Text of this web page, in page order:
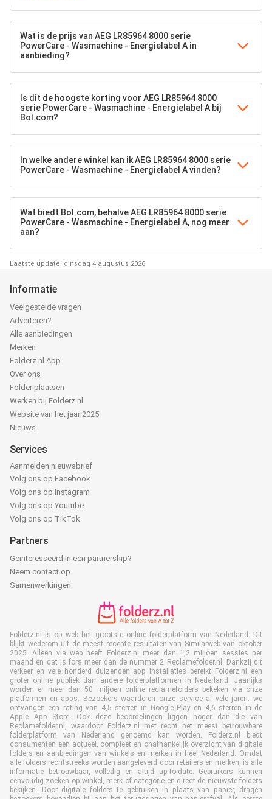
Wat is de prijs van AEG LR85964 8000 serie
PowerCare - Wasmachine - Energielabel A in
aanbieding?
Is dit de hoogste korting voor AEG LR85964 8000
serie PowerCare - Wasmachine - Energielabel A bij
Bol.com?
In welke andere winkel kan ik AEG LR85964 8000 serie
PowerCare - Wasmachine - Energielabel A vinden?
Wat biedt Bol.com, behalve AEG LR85964 8000 serie
PowerCare - Wasmachine - Energielabel A, nog meer
aan?
Laatste update: dinsdag 4 augustus 2026
Informatie
Veelgestelde vragen
Adverteren?
Alle aanbiedingen
Merken
Folderz.nl App
Over ons
Folder plaatsen
Werken bij Folderz.nl
Website van het jaar 2025
Nieuws
Services
Aanmelden nieuwsbrief
Volg ons op Facebook
Volg ons op Instagram
Volg ons op Youtube
Volg ons op TikTok
Partners
Geïnteresseerd in een partnership?
Neem contact op
Samenwerkingen
Folderz.nl is op web het grootste online folderplatform van Nederland. Dit
blijkt wederom uit de meest recente resultaten van Similarweb van oktober
2025. Alleen via web heeft Folderz.nl meer dan 1,2 miljoen sessies per
maand en dat is fors meer dan de nummer 2 Reclamefolder.nl. Dankzij dit
verkeer en vele honderd duizenden app installaties bereikt Folderz.nl een
groter online publiek dan andere folderplatformen in Nederland. Jaarlijks
worden er meer dan 50 miljoen online reclamefolders bekeken via onze
platformen en apps. Bezoekers waarderen onze service al vele jaren: we
ontvangen een rating van 4,5 sterren in Google Play en 4,6 sterren in de
Apple App Store. Ook deze beoordelingen liggen hoger dan die van
Reclamefolder.nl, waardoor Folderz.nl met recht het meest betrouwbare
folderplatform van Nederland genoemd kan worden. Folderz.nl biedt
consumenten een actueel, compleet en onafhankelijk overzicht van digitale
folders en aanbiedingen van winkels en merken in heel Nederland. Omdat
alle folders rechtstreeks worden aangeleverd door retailers en merken, is alle
informatie betrouwbaar, volledig en altijd up-to-date. Gebruikers kunnen
eenvoudig zoeken op winkel, merk of categorie en direct de nieuwste folders
bekijken. Door digitale folders te gebruiken in plaats van papier, dragen